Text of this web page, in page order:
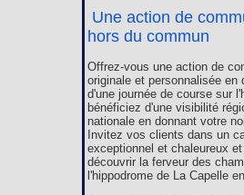
Une action de
hors du commun
Offrez-vous une action de
originale et personnalisée en
d'une journée de course sur
bénéficiez d'une visibilité
nationale en donnant votre
Invitez vos clients dans un
exceptionnel et chaleureux
découvrir la ferveur des
l'hippodrome de La Capelle